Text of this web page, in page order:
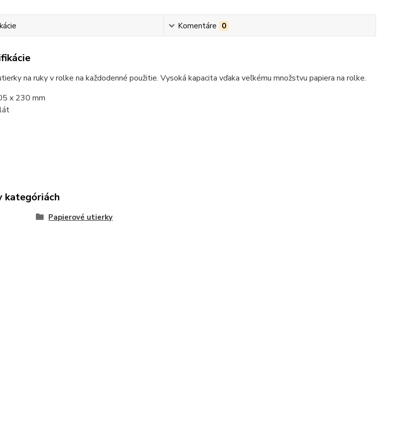
Komentáre 0
na ruky v rolke na každodenné použitie. Vysoká kapacita vďaka veľkému množstvu papiera na rolke.
x 230 mm
kategóriách
Papierové utierky